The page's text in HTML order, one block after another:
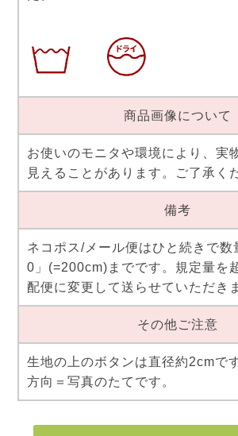
商品画像について
お使いのモニタや環境により、実
見えることがあります。ご了承く
備考
ネコポス/メール便はひと続きで数
0」(=200cm)までです。規定量を
配便に変更して送らせていただき
その他ご注意
生地の上のボタンは直径約2cmで
方向＝写真のたてです。